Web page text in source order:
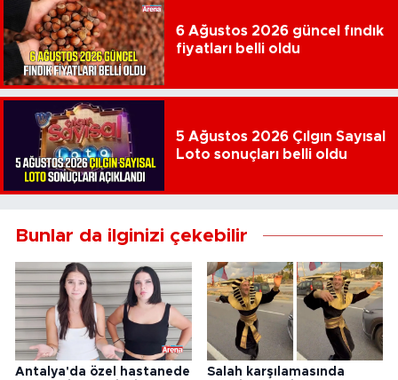
6 Ağustos 2026 güncel fındık
fiyatları belli oldu
5 Ağustos 2026 Çılgın Sayısal
Loto sonuçları belli oldu
Bunlar da ilginizi çekebilir
Antalya'da özel hastanede
Salah karşılamasında